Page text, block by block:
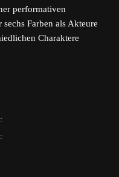
performativen
Farben als Akteure
Charaktere